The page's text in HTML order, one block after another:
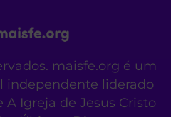
maisfe.org é um
independente liderado
Igreja de Jesus Cristo